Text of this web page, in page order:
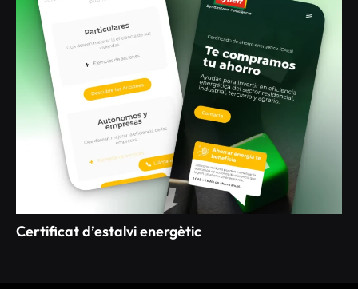
Certificat d’estalvi energètic